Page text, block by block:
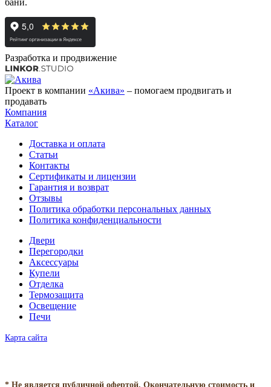
Разработка и продвижение
Проект в компании «Акива» – помогаем продвигать и
продавать
Компания
Каталог
Доставка и оплата
Статьи
Контакты
Сертификаты и лицензии
Гарантия и возврат
Отзывы
Политика обработки персональных данных
Политика конфиденциальности
Двери
Перегородки
Аксессуары
Купели
Отделка
Термозащита
Освещение
Печи
Карта сайта
* Не является публичной офертой. Окончательную стоимость и